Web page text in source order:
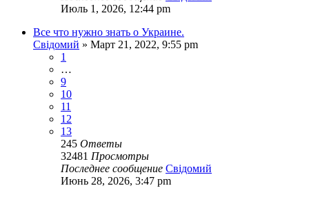
Июль 1, 2026, 12:44 pm
Все что нужно знать о Украине.
Свідомий » Март 21, 2022, 9:55 pm
1
…
9
10
11
12
13
245 Ответы
32481 Просмотры
Последнее сообщение Свідомий
Июнь 28, 2026, 3:47 pm